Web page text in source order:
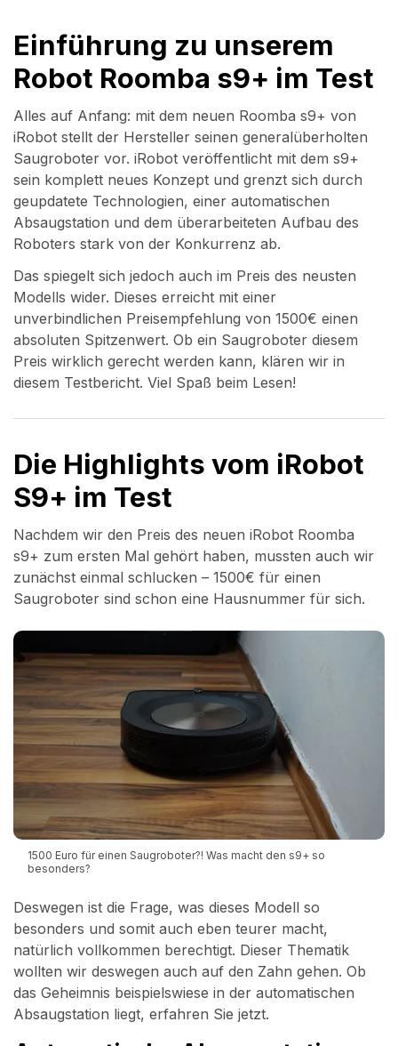
Einführung zu unserem
Robot Roomba s9+ im Test
Alles auf Anfang: mit dem neuen Roomba s9+ von
iRobot stellt der Hersteller seinen generalüberholten
Saugroboter vor. iRobot veröffentlicht mit dem s9+
sein komplett neues Konzept und grenzt sich durch
geupdatete Technologien, einer automatischen
Absaugstation und dem überarbeiteten Aufbau des
Roboters stark von der Konkurrenz ab.
Das spiegelt sich jedoch auch im Preis des neusten
Modells wider. Dieses erreicht mit einer
unverbindlichen Preisempfehlung von 1500€ einen
absoluten Spitzenwert. Ob ein Saugroboter diesem
Preis wirklich gerecht werden kann, klären wir in
diesem Testbericht. Viel Spaß beim Lesen!
Die Highlights vom iRobot
S9+ im Test
Nachdem wir den Preis des neuen iRobot Roomba
s9+ zum ersten Mal gehört haben, mussten auch wir
zunächst einmal schlucken – 1500€ für einen
Saugroboter sind schon eine Hausnummer für sich.
1500 Euro für einen Saugroboter?! Was macht den s9+ so
besonders?
Deswegen ist die Frage, was dieses Modell so
besonders und somit auch eben teurer macht,
natürlich vollkommen berechtigt. Dieser Thematik
wollten wir deswegen auch auf den Zahn gehen. Ob
das Geheimnis beispielswiese in der automatischen
Absaugstation liegt, erfahren Sie jetzt.